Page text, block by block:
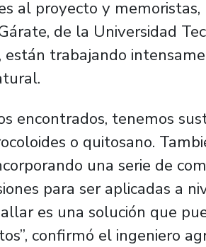
al proyecto y
de la Universidad
trabajando
encontrados, tenemos
o quitosano.
una serie de
para ser aplicadas a
es una solución que
confirmó el ingeniero